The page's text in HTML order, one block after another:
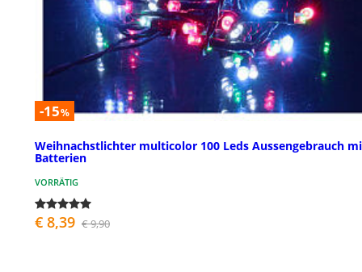
-15%
Weihnachstlichter multicolor 100 Leds Aussengebrauch
Batterien
VORRÄTIG
€ 8,39 € 9,90